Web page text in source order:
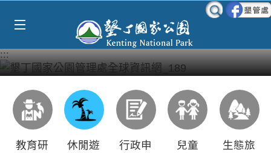
:::
教育研
休閒遊
行政申
兒童
生態旅